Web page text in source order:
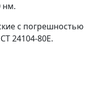
нм.
с погрешностью
24104-80E.